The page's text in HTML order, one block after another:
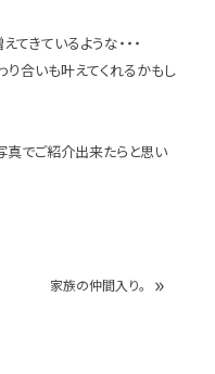
きているような・・・
合いも叶えてくれるかもし
真でご紹介出来たらと思い
家族の仲間入り。 »